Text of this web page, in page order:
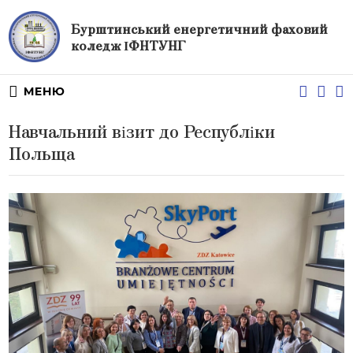
Бурштинський енергетичний фаховий
коледж ІФНТУНГ
МЕНЮ
Навчальний візит до Республіки
Польща